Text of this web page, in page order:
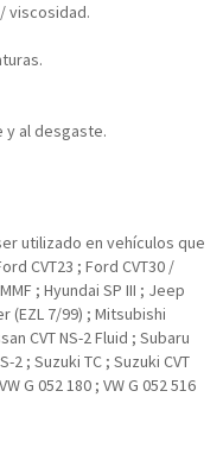
viscosidad.
al desgaste.
utilizado en vehículos que
CVT23 ; Ford CVT30 /
; Hyundai SP III ; Jeep
(EZL 7/99) ; Mitsubishi
CVT NS-2 Fluid ; Subaru
2 ; Suzuki TC ; Suzuki CVT
G 052 180 ; VW G 052 516